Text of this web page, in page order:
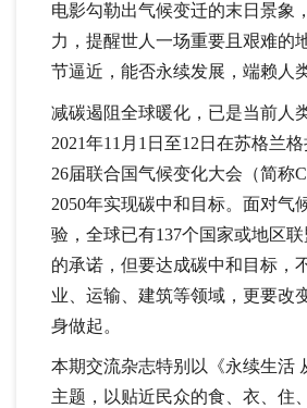
电影勾勒出气候变迁的末日景象
力，提醒世人一场重要且艰难的
节逼近，能否永续发展，端赖人
减碳遏阻全球暖化，已是当前人
2021年11月1日至12日在苏格兰
26届联合国气候变化大会（简称
2050年实现碳中和目标。面对气
验，全球已有137个国家或地区
的承诺，但要达成碳中和目标，
业、运输、建筑等领域，更要改
身做起。
本期交流杂志特别以《永续生活
主题，以贴近民众的食、衣、住